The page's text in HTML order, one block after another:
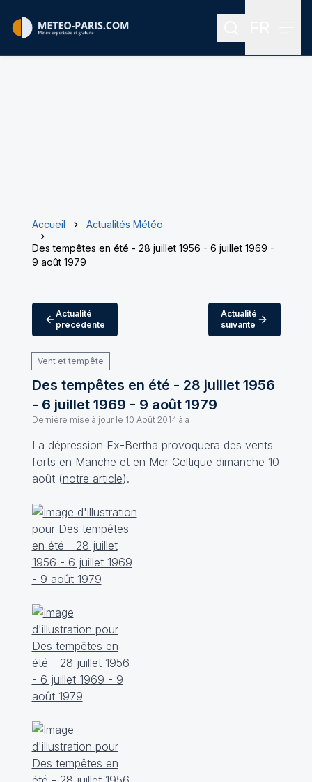
Rechercher
Accueil
Actualités Météo
Des tempêtes en été - 28 juillet 1956 - 6 juillet 1969 -
9 août 1979
Actualité
précédente
Actualité
suivante
Vent et tempête
Des tempêtes en été - 28 juillet 1956
- 6 juillet 1969 - 9 août 1979
Dernière mise à jour le 10 Août 2014 à à
La dépression Ex-Bertha provoquera des vents
forts en Manche et en Mer Celtique dimanche 10
août (notre article).